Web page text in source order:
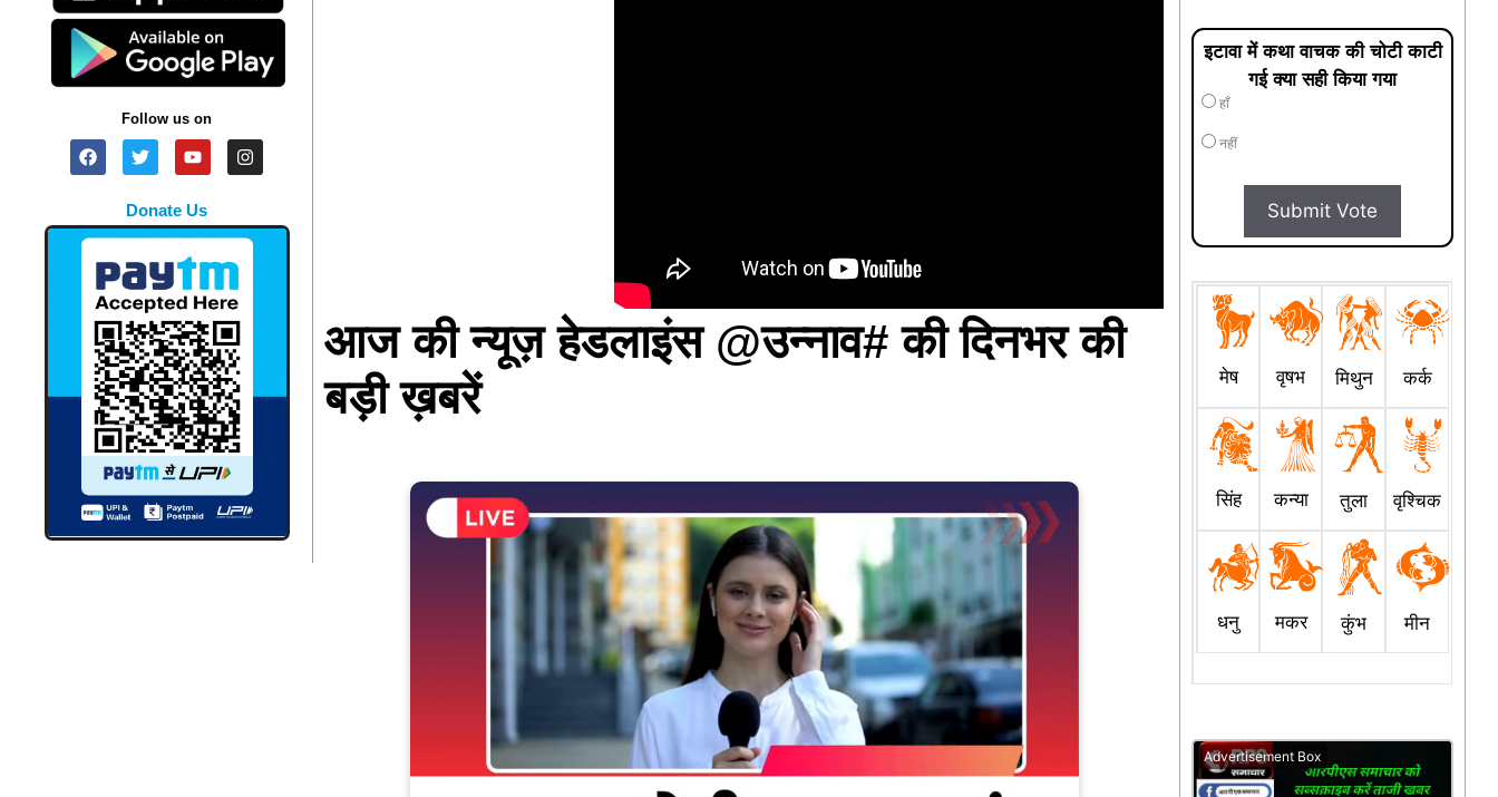
Follow us on
Donate Us
आज की न्यूज़ हेडलाइंस @उन्नाव# की दिनभर की
बड़ी ख़बरें
इटावा में कथा वाचक की चोटी काटी
गई क्या सही किया गया
हाँ
नहीं
Submit Vote
मेष वृषभ मिथुन कर्क
सिंह कन्या तुला वृश्चिक
धनु मकर कुंभ मीन
Advertisement Box